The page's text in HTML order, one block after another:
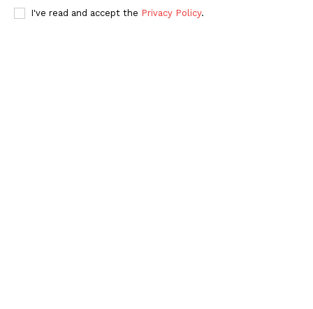
I've read and accept the Privacy Policy.